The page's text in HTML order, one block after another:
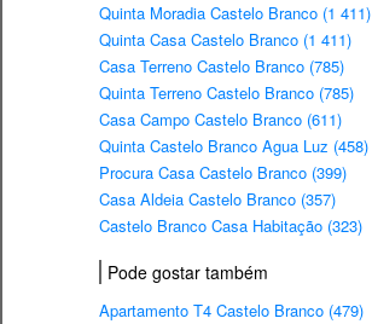
Quinta Moradia Castelo Branco (1 411)
Quinta Casa Castelo Branco (1 411)
Casa Terreno Castelo Branco (785)
Quinta Terreno Castelo Branco (785)
Casa Campo Castelo Branco (611)
Quinta Castelo Branco Agua Luz (458)
Procura Casa Castelo Branco (399)
Casa Aldeia Castelo Branco (357)
Castelo Branco Casa Habitação (323)
Pode gostar também
Apartamento T4 Castelo Branco (479)